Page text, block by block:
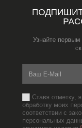
Узнайте первым
Ставя отметку,
обработку моих
соответствии с
персональных